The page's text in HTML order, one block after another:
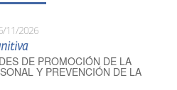
11/2026
DE PROMOCIÓN DE LA
Y PREVENCIÓN DE LA